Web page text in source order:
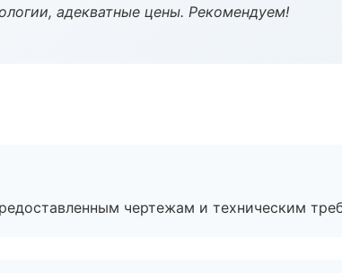
адекватные цены. Рекомендуем!
чертежам и техническим